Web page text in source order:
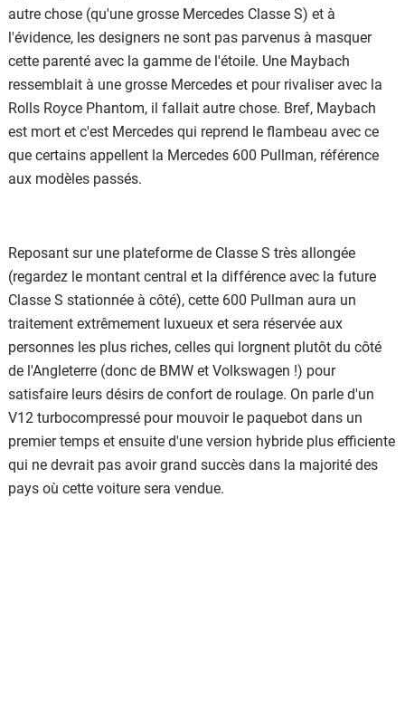
autre chose (qu'une grosse Mercedes Classe S) et à
l'évidence, les designers ne sont pas parvenus à masquer
cette parenté avec la gamme de l'étoile. Une Maybach
ressemblait à une grosse Mercedes et pour rivaliser avec la
Rolls Royce Phantom, il fallait autre chose. Bref, Maybach
est mort et c'est Mercedes qui reprend le flambeau avec ce
que certains appellent la Mercedes 600 Pullman, référence
aux modèles passés.
Reposant sur une plateforme de Classe S très allongée
(regardez le montant central et la différence avec la future
Classe S stationnée à côté), cette 600 Pullman aura un
traitement extrêmement luxueux et sera réservée aux
personnes les plus riches, celles qui lorgnent plutôt du côté
de l'Angleterre (donc de BMW et Volkswagen !) pour
satisfaire leurs désirs de confort de roulage. On parle d'un
V12 turbocompressé pour mouvoir le paquebot dans un
premier temps et ensuite d'une version hybride plus efficiente
qui ne devrait pas avoir grand succès dans la majorité des
pays où cette voiture sera vendue.